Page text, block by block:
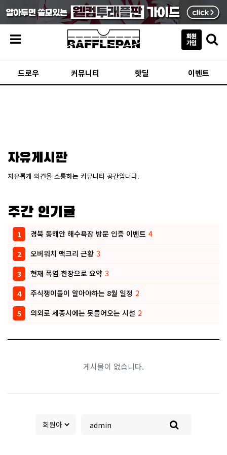
드로우 커뮤니티 핫딜 이벤트
게시물이 없습니다.
자유게시판
자유롭게 의견을 소통하는 커뮤니티 공간입니다.
주간 인기글
1 경북 동해안 해수욕장 방문 인증 이벤트 4
2
오버워치 맥크리 근황 3
3
현재 폭염 한장으로 요약 3
4
주식쟁이들이 알아야하는 8월 일정 2
5
의외로 세종시에는 못들어오는 시설 2